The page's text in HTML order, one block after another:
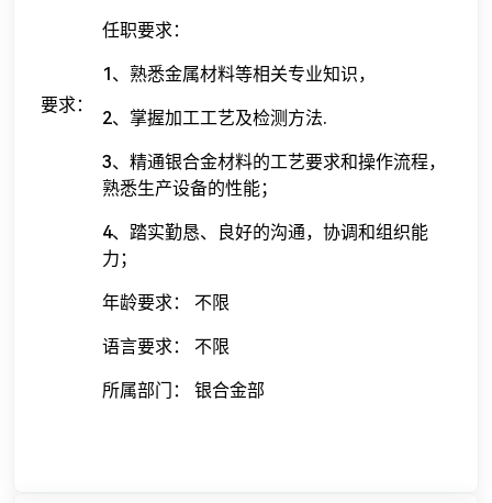
要求：
任职要求：
1、熟悉金属材料等相关专业知识，
2、掌握加工工艺及检测方法.
3、精通银合金材料的工艺要求和操作流程，
熟悉生产设备的性能；
4、踏实勤恳、良好的沟通，协调和组织能
力；
年龄要求： 不限
语言要求： 不限
所属部门： 银合金部